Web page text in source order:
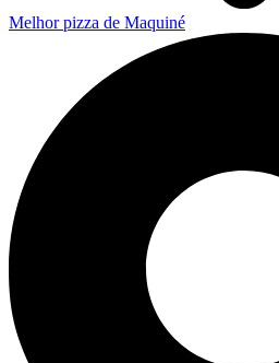
Melhor pizza de Maquiné